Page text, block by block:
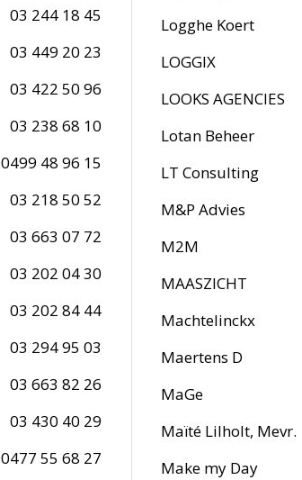
03 244 18 45
03 449 20 23
03 422 50 96
03 238 68 10
0499 48 96 15
03 218 50 52
03 663 07 72
03 202 04 30
03 202 84 44
03 294 95 03
03 663 82 26
03 430 40 29
0477 55 68 27
Logghe Koert
LOGGIX
LOOKS AGENCIES
Lotan Beheer
LT Consulting
M&P Advies
M2M
MAASZICHT
Machtelinckx
Maertens D
MaGe
Maïté Lilholt, Mevr.
Make my Day